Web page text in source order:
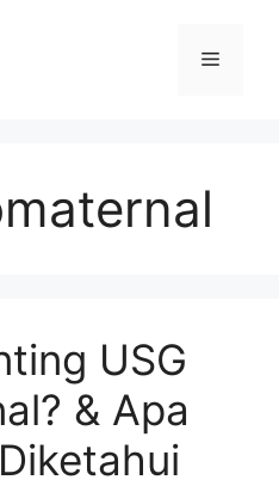
Menu
USG
& Apa